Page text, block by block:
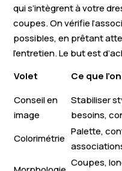
qui s’intègrent à votre
coupes. On vérifie
possibles, en prêtant
l’entretien. Le but est
Volet
Ce que
Conseil en
image
Stabiliser
besoins,
Colorimétrie
Palette,
Coupes,